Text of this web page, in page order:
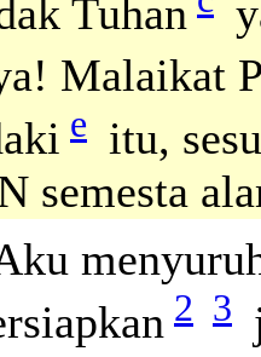
Tuhan
Malaikat
e itu,
semesta
2 3